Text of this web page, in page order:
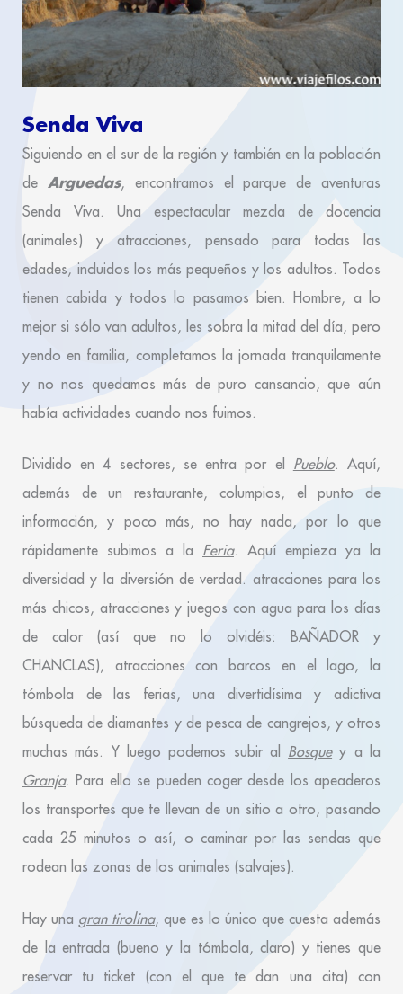
Senda Viva
Siguiendo en el sur de la región y también en la población
de Arguedas, encontramos el parque de aventuras
Senda Viva. Una espectacular mezcla de docencia
(animales) y atracciones, pensado para todas las
edades, incluidos los más pequeños y los adultos. Todos
tienen cabida y todos lo pasamos bien. Hombre, a lo
mejor si sólo van adultos, les sobra la mitad del día, pero
yendo en familia, completamos la jornada tranquilamente
y no nos quedamos más de puro cansancio, que aún
había actividades cuando nos fuimos.
Dividido en 4 sectores, se entra por el Pueblo. Aquí,
además de un restaurante, columpios, el punto de
información, y poco más, no hay nada, por lo que
rápidamente subimos a la Feria. Aquí empieza ya la
diversidad y la diversión de verdad. atracciones para los
más chicos, atracciones y juegos con agua para los días
de calor (así que no lo olvidéis: BAÑADOR y
CHANCLAS), atracciones con barcos en el lago, la
tómbola de las ferias, una divertidísima y adictiva
búsqueda de diamantes y de pesca de cangrejos, y otros
muchas más. Y luego podemos subir al Bosquey a la
Granja. Para ello se pueden coger desde los apeaderos
los transportes que te llevan de un sitio a otro, pasando
cada 25 minutos o así, o caminar por las sendas que
rodean las zonas de los animales (salvajes).
Hay una gran tirolina, que es lo único que cuesta además
de la entrada (bueno y la tómbola, claro) y tienes que
reservar tu ticket (con el que te dan una cita) con